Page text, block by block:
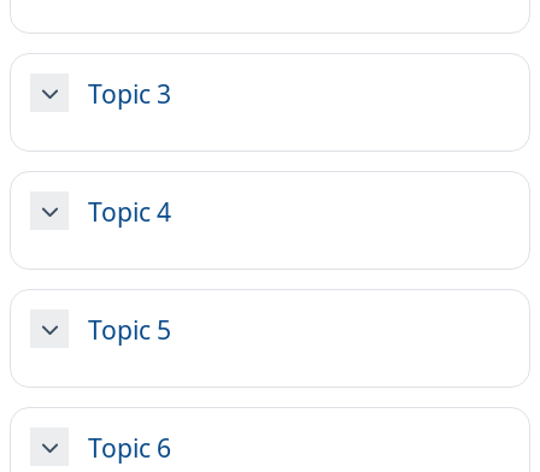
MinimizzaTopic 3
MinimizzaTopic 4
MinimizzaTopic 5
MinimizzaTopic 6